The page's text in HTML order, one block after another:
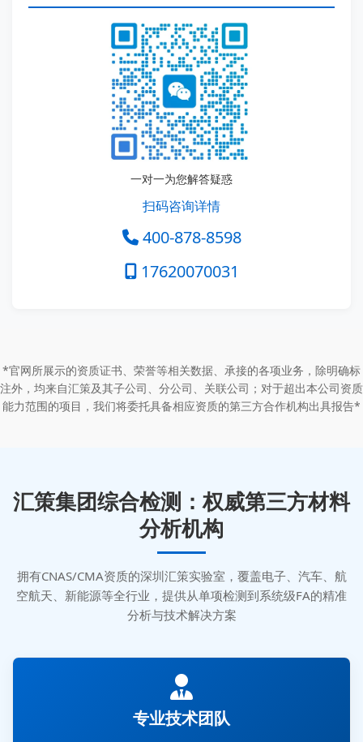
一对一为您解答疑惑
扫码咨询详情
400-878-8598
17620070031
*官网所展示的资质证书、荣誉等相关数据、承接的各项业务，除明确标
注外，均来自汇策及其子公司、分公司、关联公司；对于超出本公司资质
能力范围的项目，我们将委托具备相应资质的第三方合作机构出具报告*
汇策集团综合检测：权威第三方材料
分析机构
拥有CNAS/CMA资质的深圳汇策实验室，覆盖电子、汽车、航
空航天、新能源等全行业，提供从单项检测到系统级FA的精准
分析与技术解决方案
专业技术团队